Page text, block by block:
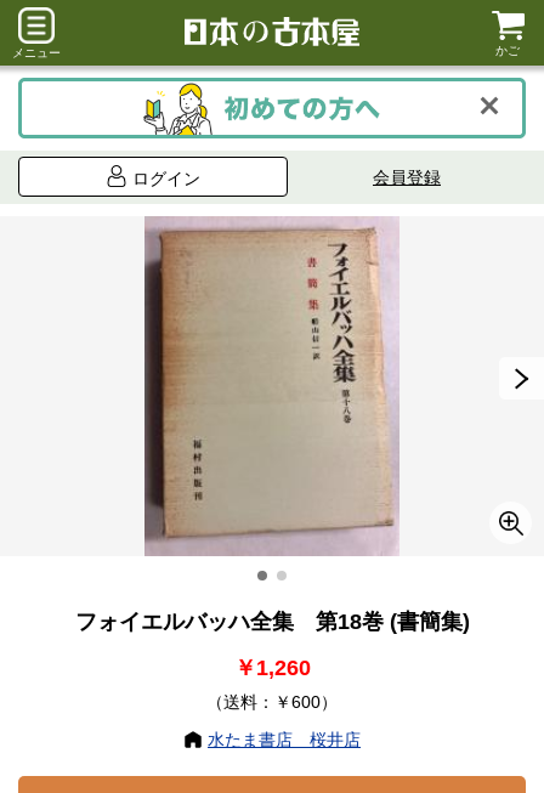
メニュー かご
ログイン 会員登録
フォイエルバッハ全集 第18巻 (書簡集)
￥1,260
（送料：￥600）
水たま書店 桜井店